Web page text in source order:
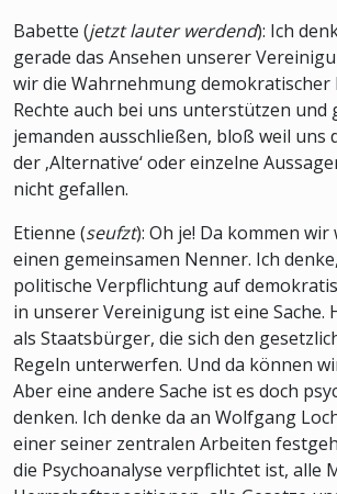
Babette (jetzt lauter werdend): Ich
gerade das Ansehen unserer
wir die Wahrnehmung demokratischer
Rechte auch bei uns unterstützen und
jemanden ausschließen, bloß weil uns
der ‚Alternative‘ oder einzelne
nicht gefallen.
Etienne (seufzt): Oh je! Da kommen
einen gemeinsamen Nenner. Ich
politische Verpflichtung auf
in unserer Vereinigung ist eine Sache.
als Staatsbürger, die sich den
Regeln unterwerfen. Und da können
Aber eine andere Sache ist es doch
denken. Ich denke da an Wolfgang
einer seiner zentralen Arbeiten
die Psychoanalyse verpflichtet ist, alle